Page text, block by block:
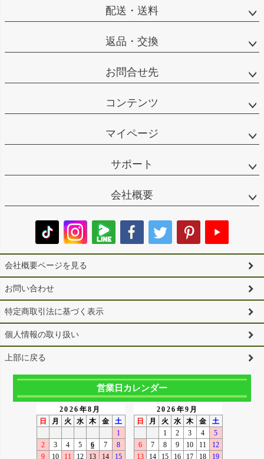
配送・送料
返品・交換
お問合せ先
コンテンツ
マイページ
サポート
会社概要
会社概要ページを見る
お問い合わせ
特定商取引法に基づく表示
個人情報の取り扱い
上部に戻る
営業日カレンダー